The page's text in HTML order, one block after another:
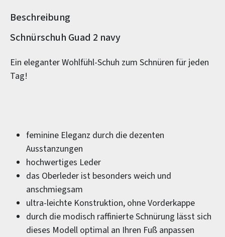
Beschreibung
Produktinformationen
Schnürschuh Guad 2 navy
Ein eleganter Wohlfühl-Schuh zum Schnüren für jeden
Tag!
feminine Eleganz durch die dezenten
Ausstanzungen
hochwertiges Leder
das Oberleder ist besonders weich und
anschmiegsam
ultra-leichte Konstruktion, ohne Vorderkappe
durch die modisch raffinierte Schnürung lässt sich
dieses Modell optimal an Ihren Fuß anpassen